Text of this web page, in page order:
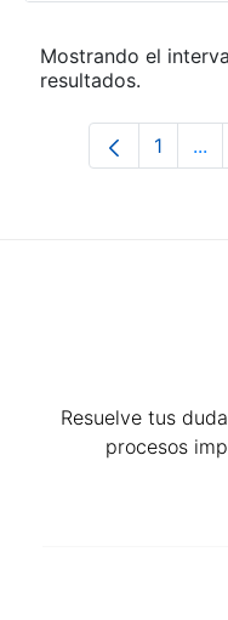
Mostrando el
resultados.
Página
1 ...
Resuelve tus
procesos